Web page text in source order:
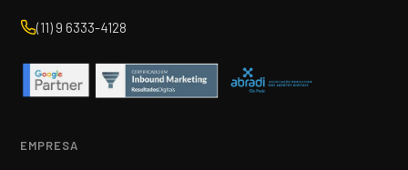
(11) 9 6333-4128
EMPRESA